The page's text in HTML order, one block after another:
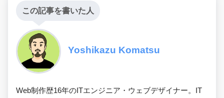
この記事を書いた人
Yoshikazu Komatsu
Web制作歴16年のITエンジニア・ウェブデザイナー。IT